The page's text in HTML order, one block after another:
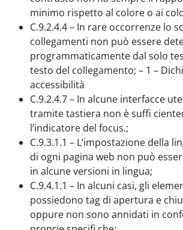
minimo rispetto al colore o ai
C.9.2.4.4 – In rare occorrenze lo
collegamenti non può essere
programmaticamente dal solo
testo del collegamento; – 1 –
accessibilità
C.9.2.4.7 – In alcune interfacce
tramite tastiera non è suffi
l’indicatore del focus.;
C.9.3.1.1 – L’impostazione della
di ogni pagina web non può
in alcune versioni in lingua;
C.9.4.1.1 – In alcuni casi, gli
possiedono tag di apertura e
oppure non sono annidati in